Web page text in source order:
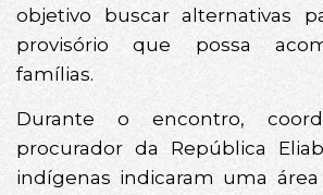
objetivo buscar alternativas
provisório que possa
famílias.
Durante o encontro,
procurador da República
indígenas indicaram uma